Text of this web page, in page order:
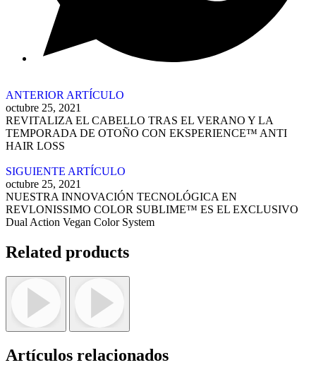
ANTERIOR ARTÍCULO
octubre 25, 2021
REVITALIZA EL CABELLO TRAS EL VERANO Y LA
TEMPORADA DE OTOÑO CON EKSPERIENCE™ ANTI
HAIR LOSS
SIGUIENTE ARTÍCULO
octubre 25, 2021
NUESTRA INNOVACIÓN TECNOLÓGICA EN
REVLONISSIMO COLOR SUBLIME™ ES EL EXCLUSIVO
Dual Action Vegan Color System
Related products
Artículos relacionados